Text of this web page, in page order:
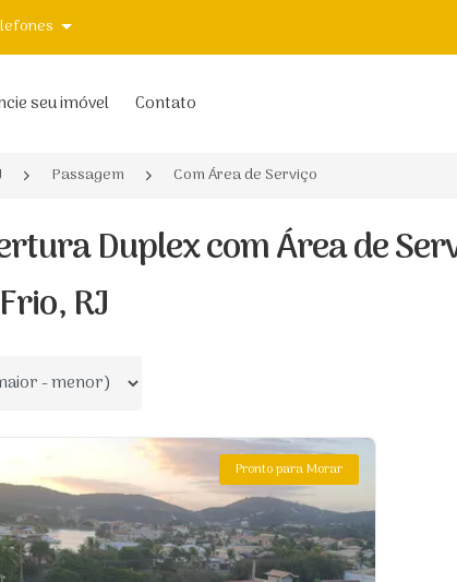
seu imóvel Contato
Passagem Com Área de Serviço
Duplex com Área de
RJ
Pronto para Morar